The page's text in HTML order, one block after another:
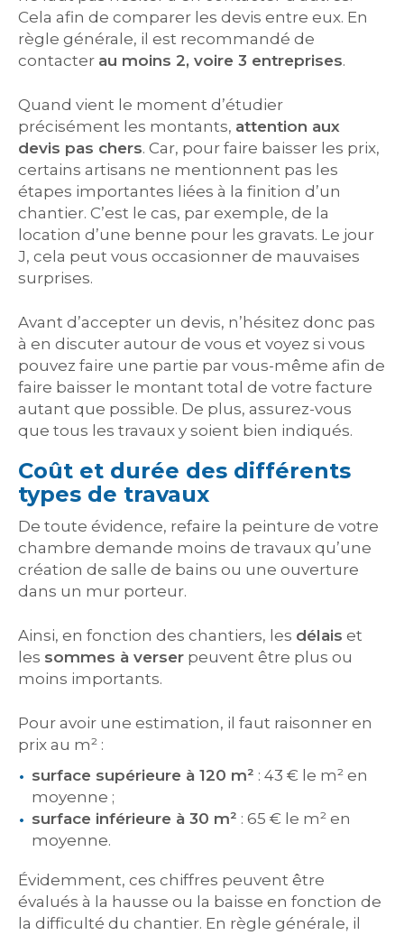
Cela afin de comparer les devis entre eux. En
règle générale, il est recommandé de
contacter au moins 2, voire 3 entreprises.
Quand vient le moment d’étudier
précisément les montants, attention aux
devis pas chers. Car, pour faire baisser les prix,
certains artisans ne mentionnent pas les
étapes importantes liées à la finition d’un
chantier. C’est le cas, par exemple, de la
location d’une benne pour les gravats. Le jour
J, cela peut vous occasionner de mauvaises
surprises.
Avant d’accepter un devis, n’hésitez donc pas
à en discuter autour de vous et voyez si vous
pouvez faire une partie par vous-même afin de
faire baisser le montant total de votre facture
autant que possible. De plus, assurez-vous
que tous les travaux y soient bien indiqués.
Coût et durée des différents
types de travaux
De toute évidence, refaire la peinture de votre
chambre demande moins de travaux qu’une
création de salle de bains ou une ouverture
dans un mur porteur.
Ainsi, en fonction des chantiers, les délais et
les sommes à verser peuvent être plus ou
moins importants.
Pour avoir une estimation, il faut raisonner en
prix au m² :
surface supérieure à 120 m² : 43 € le m² en
moyenne ;
surface inférieure à 30 m² : 65 € le m² en
moyenne.
Évidemment, ces chiffres peuvent être
évalués à la hausse ou la baisse en fonction de
la difficulté du chantier. En règle générale, il